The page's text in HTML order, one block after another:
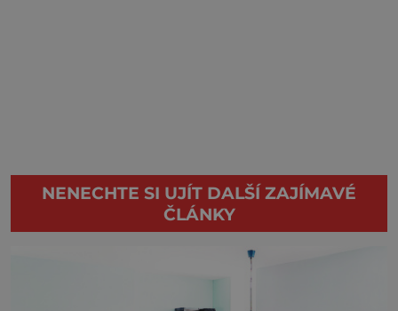
NENECHTE SI UJÍT DALŠÍ ZAJÍMAVÉ
ČLÁNKY